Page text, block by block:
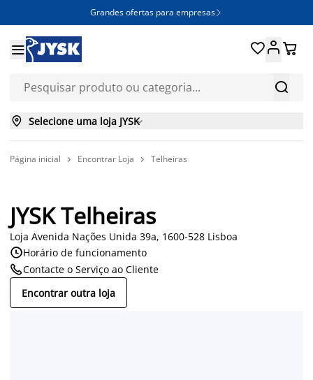
Grandes ofertas para empresas 


 
 Selecione uma loja JYSK
Página inicial  Encontrar Loja  Telheiras
JYSK Telheiras
Loja Avenida Nações Unida 39a, 1600-528 Lisboa
Horário de funcionamento
Contacte o Serviço ao Cliente
Encontrar outra loja